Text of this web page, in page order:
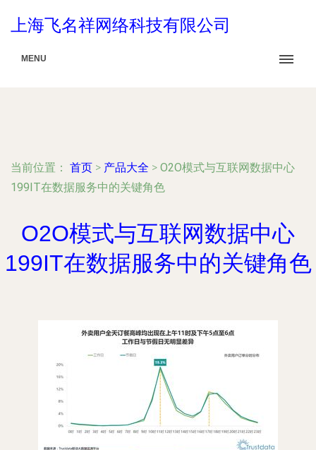
上海飞名祥网络科技有限公司
MENU
当前位置： 首页 > 产品大全 > O2O模式与互联网数据中心
199IT在数据服务中的关键角色
O2O模式与互联网数据中心
199IT在数据服务中的关键角色